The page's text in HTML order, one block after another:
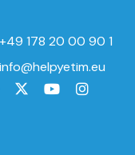
+49 178 20 00 90 1
info@helpyetim.eu